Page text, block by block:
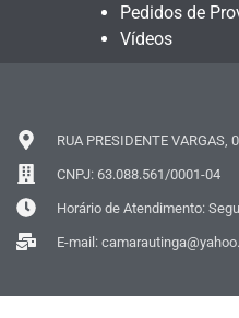
Pedidos de
Vídeos
RUA PRESIDENTE VARGAS,
CNPJ: 63.088.561/0001-04
Horário de Atendimento:
E-mail: